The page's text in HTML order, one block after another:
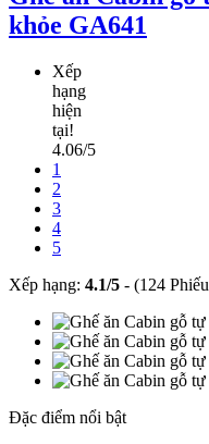
khỏe GA641
Xếp
hạng
hiện
tại!
4.06/5
1
2
3
4
5
Xếp hạng: 4.1/5 - (124
Đặc điểm nổi bật